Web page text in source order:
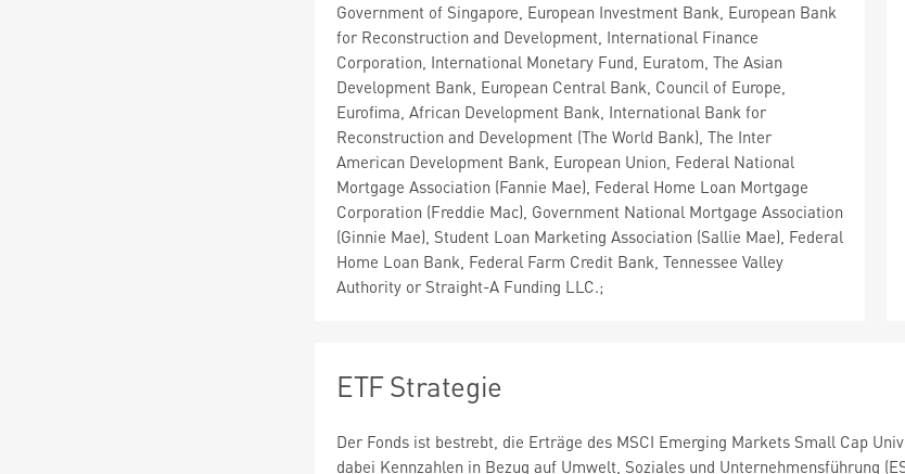
Government of Singapore, European Investment Bank, European Bank
for Reconstruction and Development, International Finance
Corporation, International Monetary Fund, Euratom, The Asian
Development Bank, European Central Bank, Council of Europe,
Eurofima, African Development Bank, International Bank for
Reconstruction and Development (The World Bank), The Inter
American Development Bank, European Union, Federal National
Mortgage Association (Fannie Mae), Federal Home Loan Mortgage
Corporation (Freddie Mac), Government National Mortgage Association
(Ginnie Mae), Student Loan Marketing Association (Sallie Mae), Federal
Home Loan Bank, Federal Farm Credit Bank, Tennessee Valley
Authority or Straight-A Funding LLC.;
ETF Strategie
Der Fonds ist bestrebt, die Erträge des MSCI Emerging Markets Small Cap
dabei Kennzahlen in Bezug auf Umwelt, Soziales und Unternehmensführung